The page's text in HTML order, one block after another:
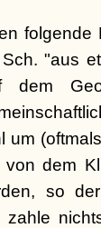
folgende
"aus
dem
so
zahle